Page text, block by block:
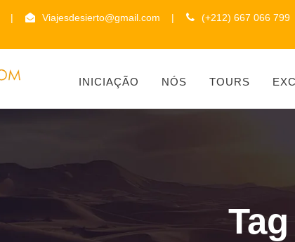
| Viajesdesierto@gmail.com | (+212) 667 066 799
INICIAÇÃO NÓS TOURS
Tag